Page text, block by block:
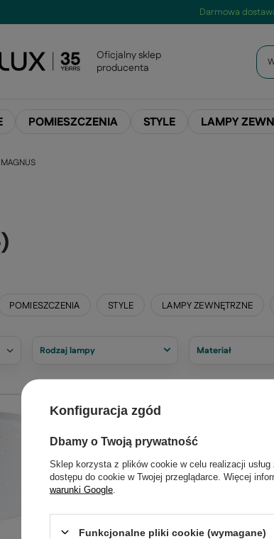
Darmowa
Oficjalny sklep
producenta
POMIESZCZENIA STYLE LAMPY
MAGNUS
)
POMIESZCZENIA STYLE LAMPY ZEWNĘTRZNE
Rodzaj lampy Materiał
PROMOCJA
Konfiguracja zgód
Dbamy o Twoją prywatność
Sklep korzysta z plików cookie w celu realizacji usług
dostępu do cookie w Twojej przeglądarce. Więcej
warunki Google
Funkcjonalne pliki cookie (wymagane)